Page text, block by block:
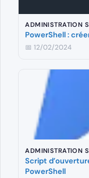
ADMINISTRATION
PowerShell :
📅 12/02/2024
ADMINISTRATION
Script
PowerShell